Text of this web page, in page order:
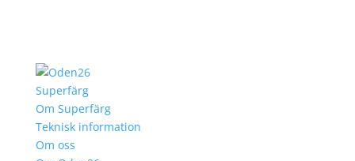
Superfärg
Om Superfärg
Teknisk information
Om oss